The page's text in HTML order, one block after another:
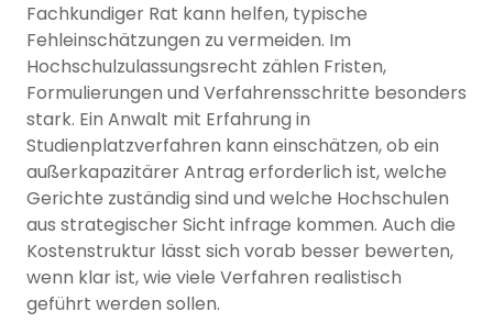
Fachkundiger Rat kann helfen, typische
Fehleinschätzungen zu vermeiden. Im
Hochschulzulassungsrecht zählen Fristen,
Formulierungen und Verfahrensschritte besonders
stark. Ein Anwalt mit Erfahrung in
Studienplatzverfahren kann einschätzen, ob ein
außerkapazitärer Antrag erforderlich ist, welche
Gerichte zuständig sind und welche Hochschulen
aus strategischer Sicht infrage kommen. Auch die
Kostenstruktur lässt sich vorab besser bewerten,
wenn klar ist, wie viele Verfahren realistisch
geführt werden sollen.